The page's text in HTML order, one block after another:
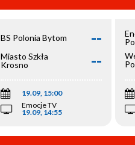
BS Polonia Bytom --
Miasto Szkła
Krosno
--
19.09, 15:00
Emocje TV
19.09, 14:55